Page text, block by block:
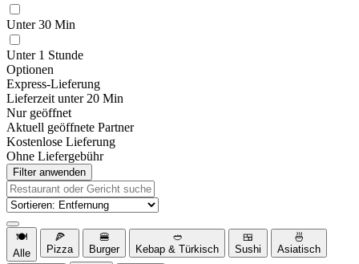
Unter 30 Min
Unter 1 Stunde
Optionen
Express-Lieferung
Lieferzeit unter 20 Min
Nur geöffnet
Aktuell geöffnete Partner
Kostenlose Lieferung
Ohne Liefergebühr
Filter anwenden
🍽️
Alle
🍕
Pizza
🍔
Burger
🥙
Kebap & Türkisch
🍱
Sushi
🍜
Asiatisch